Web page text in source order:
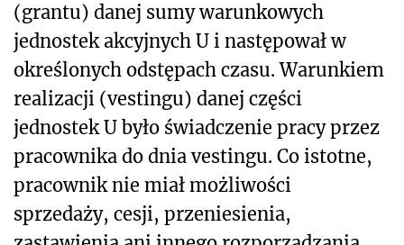
(grantu) danej sumy warunkowych
jednostek akcyjnych U i następował w
określonych odstępach czasu. Warunkiem
realizacji (vestingu) danej części
jednostek U było świadczenie pracy przez
pracownika do dnia vestingu. Co istotne,
pracownik nie miał możliwości
sprzedaży, cesji, przeniesienia,